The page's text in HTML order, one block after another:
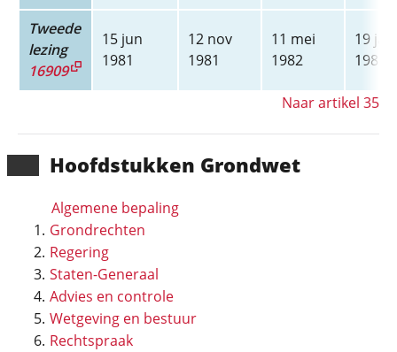
Hoofd­stukken Grondwet
Algemene bepaling
Grondrechten
Regering
Staten-Generaal
Advies en controle
Wetgeving en bestuur
Rechtspraak
Tweede
lezing
16909
15 jun
1981
12 nov
1981
11 mei
1982
19 jan
1983
Naar artikel 35